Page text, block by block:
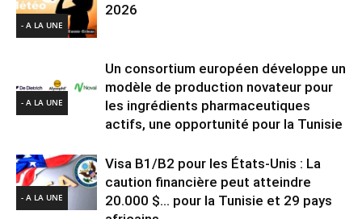
- A LA UNE
2026
- A LA UNE
Un consortium européen développe un
modèle de production novateur pour
les ingrédients pharmaceutiques
actifs, une opportunité pour la Tunisie
- A LA UNE
Visa B1/B2 pour les États-Unis : La
caution financière peut atteindre
20.000 $… pour la Tunisie et 29 pays